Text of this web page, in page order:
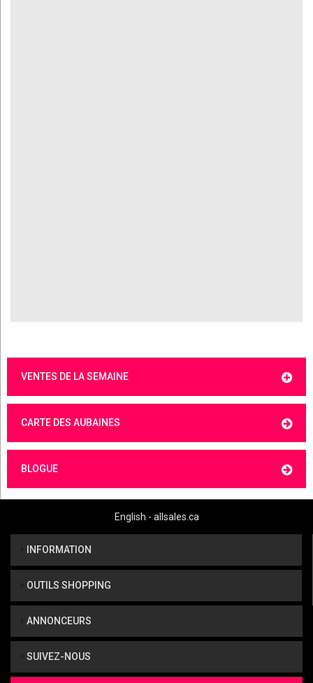
VENTES DE LA SEMAINE
CARTE DES AUBAINES
BLOGUE
English - allsales.ca
INFORMATION
OUTILS SHOPPING
ANNONCEURS
SUIVEZ-NOUS